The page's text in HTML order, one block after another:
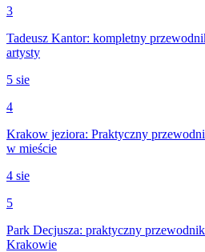
3
Tadeusz Kantor: kompletny
artysty
5 sie
4
Krakow jeziora: Praktyczny
w mieście
4 sie
5
Park Decjusza: praktyczny
Krakowie